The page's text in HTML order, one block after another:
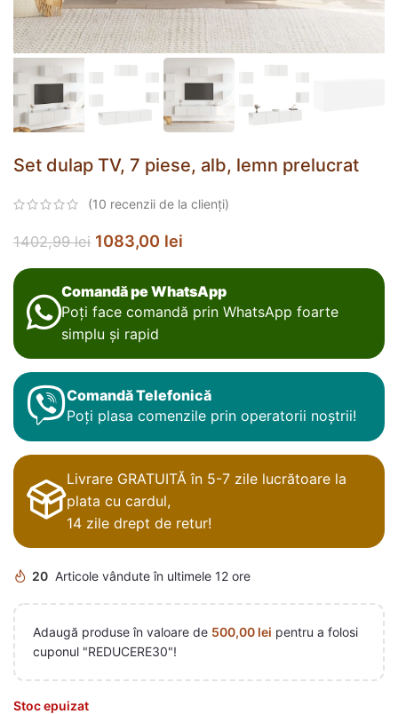
Set dulap TV, 7 piese, alb, lemn prelucrat
(10 recenzii de la clienți)
1402,99lei 1083,00 lei
Comandă pe WhatsApp
Poți face comandă prin WhatsApp foarte
simplu și rapid
Comandă Telefonică
Poți plasa comenzile prin operatorii noștrii!
Livrare GRATUITĂ în 5-7 zile lucrătoare la
plata cu cardul,
14 zile drept de retur!
20 Articole vândute în ultimele 12 ore
Adaugă produse în valoare de 500,00 lei pentru a folosi
cuponul "REDUCERE30"!
Stoc epuizat